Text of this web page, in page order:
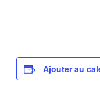
Ajouter au